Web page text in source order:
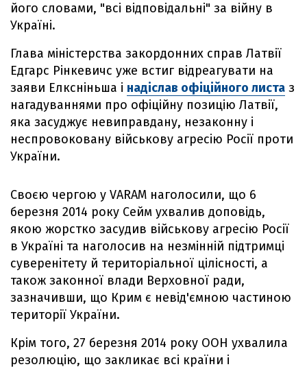
його словами, "всі відповідальні" за війну в
Україні.
Глава міністерства закордонних справ Латвії
Едгарс Рінкевичс уже встиг відреагувати на
заяви Елксніньша і надіслав офіційного листа з
нагадуваннями про офіційну позицію Латвії,
яка засуджує невиправдану, незаконну і
неспровоковану військову агресію Росії проти
України.
Своєю чергою у VARAM наголосили, що 6
березня 2014 року Сейм ухвалив доповідь,
якою жорстко засудив військову агресію Росії
в Україні та наголосив на незмінній підтримці
суверенітету й територіальної цілісності, а
також законної влади Верховної ради,
зазначивши, що Крим є невід'ємною частиною
території України.
Крім того, 27 березня 2014 року ООН ухвалила
резолюцію, що закликає всі країни і